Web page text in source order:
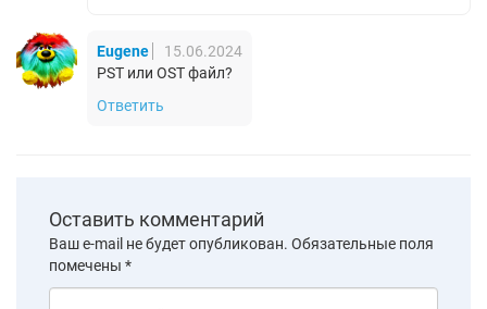
Eugene
15.06.2024
PST или OST файл?
Ответить
Оставить комментарий
Ваш e-mail не будет опубликован. Обязательные поля
помечены *